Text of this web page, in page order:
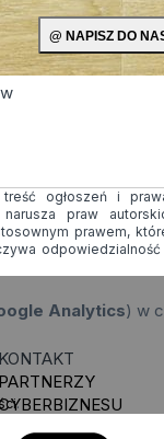
ogłoszeń i
praw
prawem,
Analytics) w
.
KONTAKT
PARTNERZY